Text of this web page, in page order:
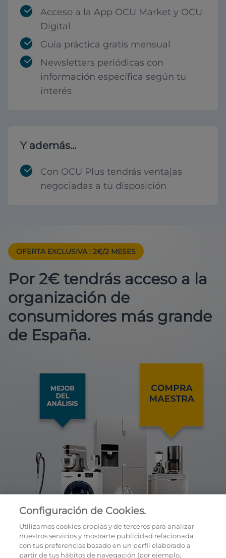
Acceso a la App OCU Market y OCU
Digital
Guía práctica gratis mensual
Newsletters periódicas con
información específica según tu
interés
Y además...
Con OCU Plus tendrás ventajas
negociadas a tu disposición
OFERTA EXCLUSIVA : 2€/2 MESES
Por 2€ tendrás acceso a la
organización de
consumidores más grande
de España.
Configuración de Cookies.
Utilizamos cookies propias y de terceros para analizar
nuestros servicios y mostrarte publicidad relacionada
con tus preferencias basado en un perfil elaborado a
partir de tus hábitos de navegación (por ejemplo,